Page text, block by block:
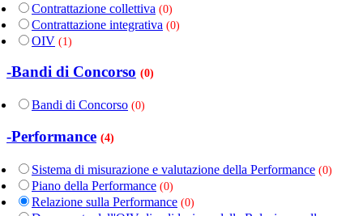
Contrattazione collettiva (0)
Contrattazione integrativa (0)
OIV (1)
-Bandi di Concorso (0)
Bandi di Concorso (0)
-Performance (4)
Sistema di misurazione e valutazione della Performance (0)
Piano della Performance (0)
Relazione sulla Performance (0)